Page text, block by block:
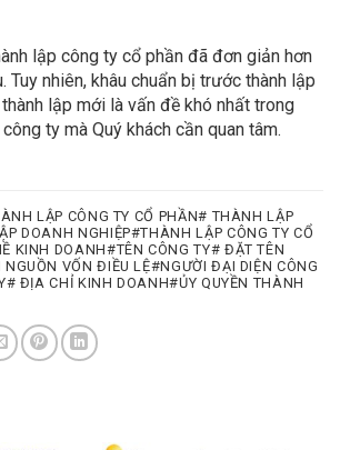
lập công ty cổ phần đã đơn giản hơn
Tuy nhiên, khâu chuẩn bị trước thành lập
lập mới là vấn đề khó nhất trong
ty mà Quý khách cần quan tâm.
LẬP CÔNG TY CỔ PHẦN# THÀNH LẬP
DOANH NGHIỆP#THÀNH LẬP CÔNG TY CỔ
KINH DOANH#TÊN CÔNG TY# ĐẶT TÊN
VỐN ĐIỀU LỆ#NGƯỜI ĐẠI DIỆN CÔNG
ĐỊA CHỈ KINH DOANH#ỦY QUYỀN THÀNH